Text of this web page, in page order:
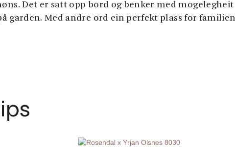
Det er satt opp bord og benker med mogelegheit
garden. Med andre ord ein perfekt plass for